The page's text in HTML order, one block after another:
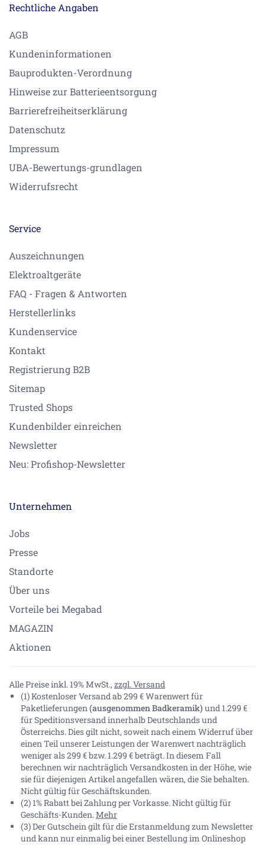
Rechtliche Angaben
AGB
Kundeninformationen
Bauprodukten-Verordnung
Hinweise zur Batterieentsorgung
Barrierefreiheitserklärung
Datenschutz
Impressum
UBA-Bewertungs-grundlagen
Widerrufsrecht
Service
Auszeichnungen
Elektroaltgeräte
FAQ - Fragen & Antworten
Herstellerlinks
Kundenservice
Kontakt
Registrierung B2B
Sitemap
Trusted Shops
Kundenbilder einreichen
Newsletter
Neu: Profishop-Newsletter
Unternehmen
Jobs
Presse
Standorte
Über uns
Vorteile bei Megabad
MAGAZIN
Aktionen
Alle Preise inkl. 19% MwSt., zzgl. Versand
(1) Kostenloser Versand ab 299 € Warenwert für
Paketlieferungen(ausgenommen Badkeramik) und 1.299 €
für Speditionsversand innerhalb Deutschlands und
Österreichs. Dies gilt nicht, soweit nach einem Widerruf über
einen Teil unserer Leistungen der Warenwert nachträglich
weniger als 299 € bzw. 1.299 € beträgt. In diesem Fall
berechnen wir nachträglich Versandkosten in der Höhe, wie
sie für diejenigen Artikel angefallen wären, die Sie behalten.
Nicht gültig für Geschäftskunden.
(2) 1% Rabatt bei Zahlung per Vorkasse. Nicht gültig für
Geschäfts-Kunden.Mehr
(3) Der Gutschein gilt für die Erstanmeldung zum Newsletter
und kann nur einmalig bei einer Bestellung im Onlineshop